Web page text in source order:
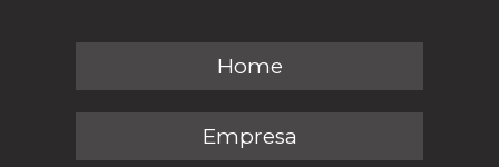
Home
Empresa